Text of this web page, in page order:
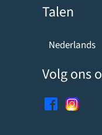
Talen
Nederlands
Volg ons